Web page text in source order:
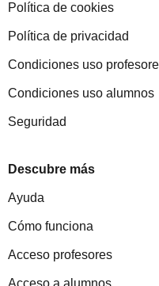
Política de cookies
Política de privacidad
Condiciones uso
Condiciones uso alumnos
Seguridad
Descubre más
Ayuda
Cómo funciona
Acceso profesores
Acceso a alumnos